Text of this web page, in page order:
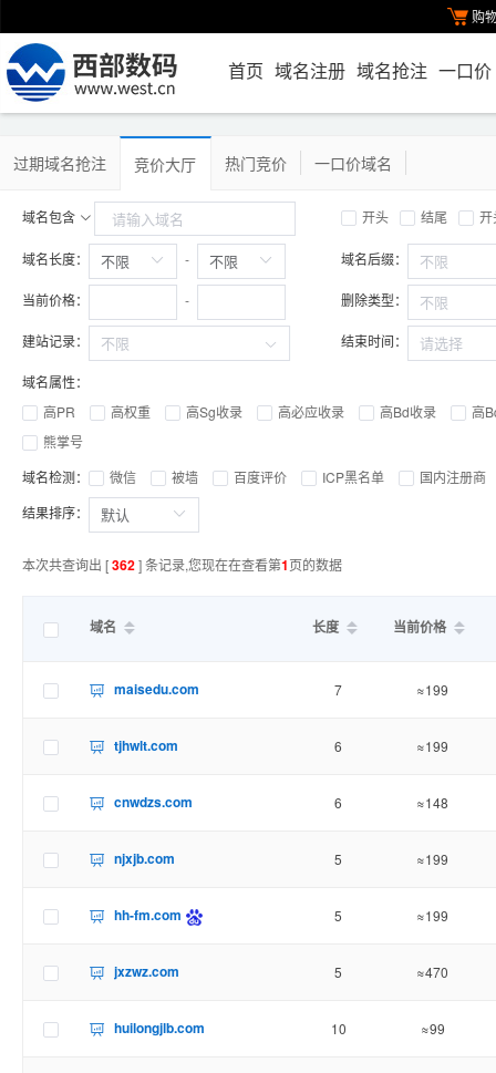
购
首页 域名注册 域名抢注 一口价
过期域名抢注 竞价大厅 热门竞价 一口价域名
域名包含 开头 结尾 开
域名长度： - 域名后缀：
当前价格： - 删除类型：
建站记录： 结束时间：
域名属性：
高PR
高权重 高Sg收录 高必应收录 高Bd收录
高
熊掌号
域名检测：
微信 被墙 百度评价 ICP黑名单
国内注册商
结果排序：
本次共查询出 [362] 条记录,您现在在查看第1页的数据
域名 长度 当前价格
maisedu.com 7 ≈199
tjhwlt.com 6 ≈199
cnwdzs.com 6 ≈148
njxjb.com 5 ≈199
hh-fm.com 5 ≈199
jxzwz.com 5 ≈470
huilongjlb.com 10 ≈99